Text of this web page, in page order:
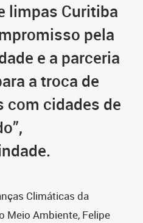
limpas Curitiba
pela
e a parceria
a troca de
com cidades de
Climáticas da
Meio Ambiente, Felipe